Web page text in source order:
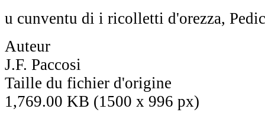
u cunventu di i ricolletti d'orezza,
Auteur
J.F. Paccosi
Taille du fichier d'origine
1,769.00 KB (1500 x 996 px)